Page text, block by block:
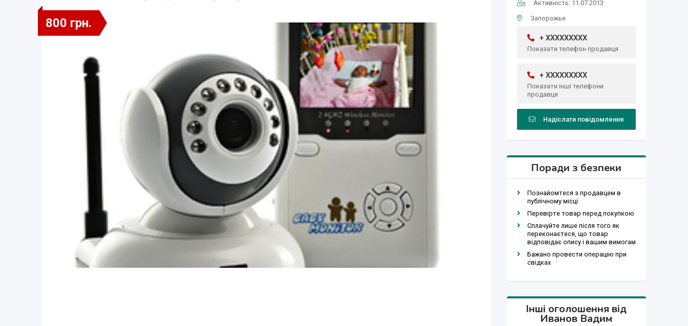
800 грн.
Активність: 11.07.2013
Запорожье
+ XXXXXXXXX
Показати телефон продавця
+ XXXXXXXXX
Показати інші телефони
продавця
Надіслати повідомлення
Поради з безпеки
Познайомтеся з продавцем в
публічному місці
Перевірте товар перед покупкою
Сплачуйте лише після того як
переконаєтеся, що товар
відповідає опису і вашим вимогам
Бажано провести операцію при
свідках
Інші оголошення від
Иванов Вадим